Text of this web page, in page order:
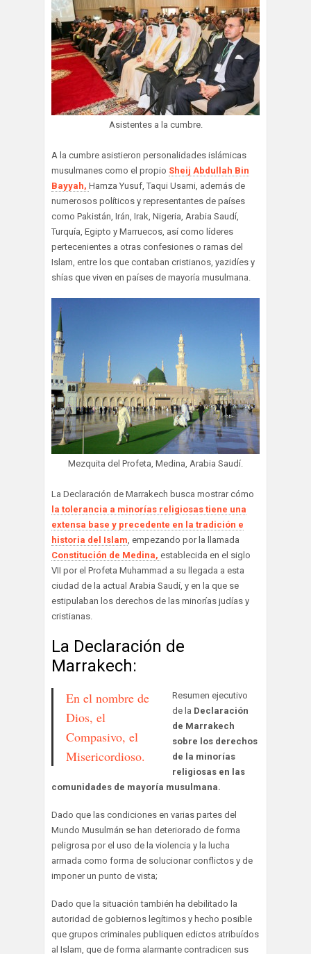
Asistentes a la cumbre.
A la cumbre asistieron personalidades islámicas
musulmanes como el propio Sheij Abdullah Bin
Bayyah, Hamza Yusuf, Taqui Usami, además de
numerosos políticos y representantes de países
como Pakistán, Irán, Irak, Nigeria, Arabia Saudí,
Turquía, Egipto y Marruecos, así como líderes
pertecenientes a otras confesiones o ramas del
Islam, entre los que contaban cristianos, yazidíes y
shías que viven en países de mayoría musulmana.
Mezquita del Profeta, Medina, Arabia Saudí.
La Declaración de Marrakech busca mostrar cómo
la tolerancia a minorías religiosas tiene una
extensa base y precedente en la tradición e
historia del Islam, empezando por la llamada
Constitución de Medina, establecida en el siglo
VII por el Profeta Muhammad a su llegada a esta
ciudad de la actual Arabia Saudí, y en la que se
estipulaban los derechos de las minorías judías y
cristianas.
La Declaración de
Marrakech:
En el nombre de
Dios, el
Compasivo, el
Misericordioso.
Resumen ejecutivo
de la Declaración
de Marrakech
sobre los derechos
de la minorías
religiosas en las
comunidades de mayoría musulmana.
Dado que las condiciones en varias partes del
Mundo Musulmán se han deteriorado de forma
peligrosa por el uso de la violencia y la lucha
armada como forma de solucionar conflictos y de
imponer un punto de vista;
Dado que la situación también ha debilitado la
autoridad de gobiernos legítimos y hecho posible
que grupos criminales publiquen edictos atribuídos
al Islam, que de forma alarmante contradicen sus